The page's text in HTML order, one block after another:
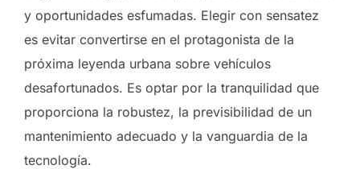
y oportunidades esfumadas. Elegir con sensatez
es evitar convertirse en el protagonista de la
próxima leyenda urbana sobre vehículos
desafortunados. Es optar por la tranquilidad que
proporciona la robustez, la previsibilidad de un
mantenimiento adecuado y la vanguardia de la
tecnología.